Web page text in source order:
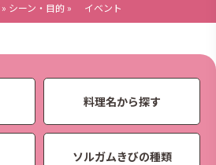
» シーン・目的 » イベント
料理名から探す
ソルガムきびの種類